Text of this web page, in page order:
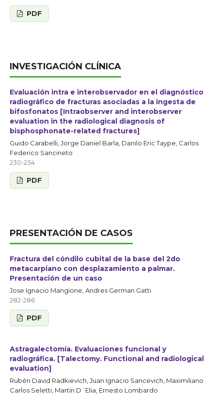
PDF
INVESTIGACIÓN CLÍNICA
Evaluación intra e interobservador en el diagnóstico
radiográfico de fracturas asociadas a la ingesta de
bifosfonatos [Intraobserver and interobserver
evaluation in the radiological diagnosis of
bisphosphonate-related fractures]
Guido Carabelli, Jorge Daniel Barla, Danilo Eric Taype, Carlos
Federico Sancineto
230-234
PDF
PRESENTACIÓN DE CASOS
Fractura del cóndilo cubital de la base del 2do
metacarpiano con desplazamiento a palmar.
Presentación de un caso
Jose Ignacio Mangione, Andres German Gatti
282-286
PDF
Astragalectomía. Evaluaciones funcional y
radiográfica. [Talectomy. Functional and radiological
evaluation]
Rubén David Radkievich, Juan Ignacio Sancevich, Maximiliano
Carlos Seletti, Martín D´Elia, Ernesto Lombardo